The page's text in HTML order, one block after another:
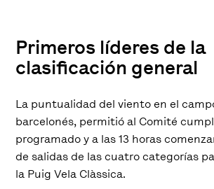
Primeros líderes de la
clasificación general
La puntualidad del viento en el
barcelonés, permitió al Comité
programado y a las 13 horas
de salidas de las cuatro categorías
la Puig Vela Clàssica.